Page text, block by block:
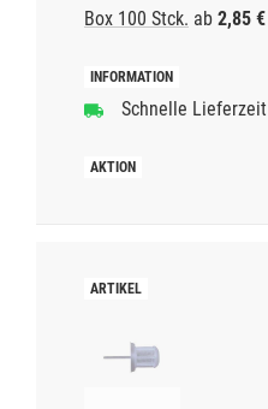
Box 100 Stck. ab 2,85 €
Schnelle Lieferzeit